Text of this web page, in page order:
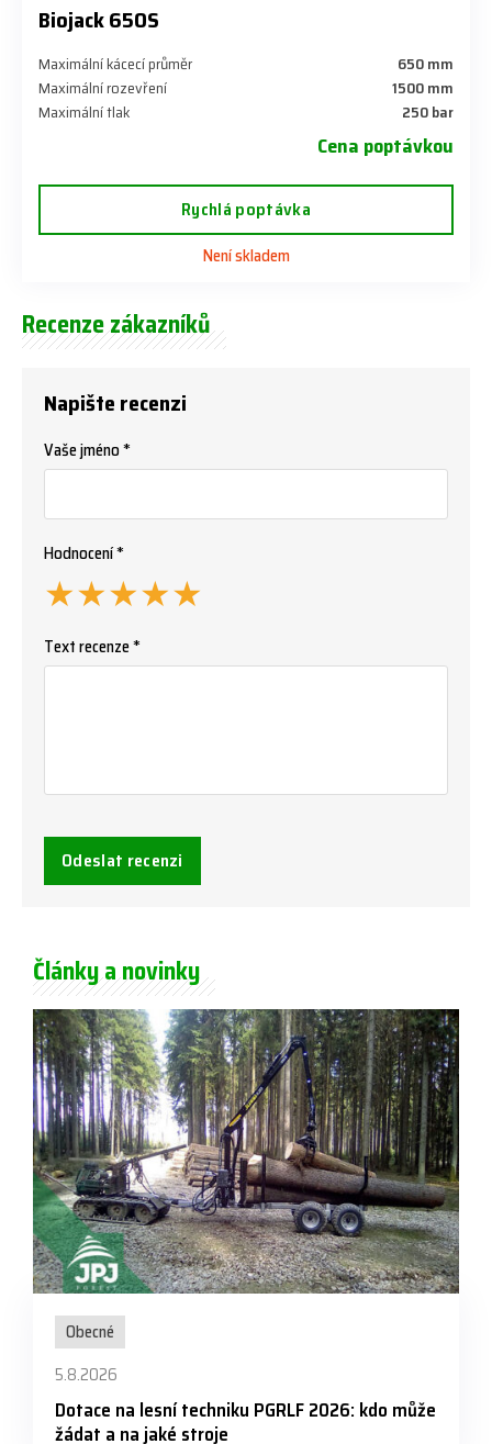
Biojack 650S
Maximální kácecí průměr
650 mm
Maximální rozevření
1500 mm
Maximální tlak
250 bar
Cena poptávkou
Rychlá poptávka
Není skladem
Recenze zákazníků
Napište recenzi
Vaše jméno *
Hodnocení *
★
★
★
★
★
Text recenze *
Odeslat recenzi
Články a novinky
Obecné
5.8.2026
Dotace na lesní techniku PGRLF 2026: kdo může
žádat a na jaké stroje